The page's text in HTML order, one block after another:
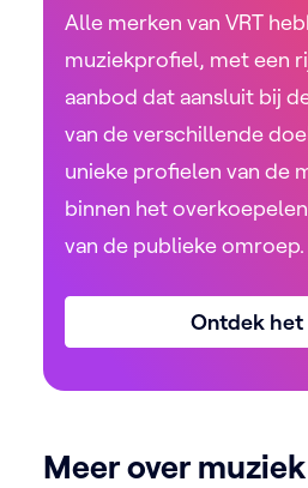
Alle merken van VRT
muziekprofiel, met een
aanbod dat aansluit bij
van de verschillende
unieke profielen van de
binnen het
van de publieke omroep.
Ontdek het
Meer over muziek